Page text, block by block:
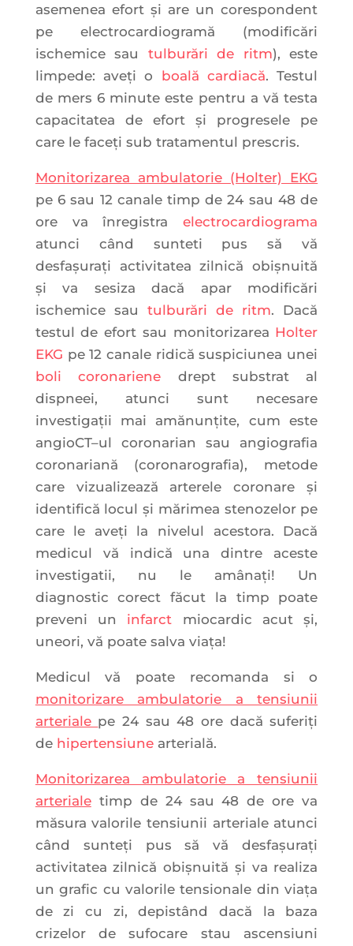
asemenea efort și are un corespondent
pe electrocardiogramă (modificări
ischemice sau tulburări de ritm), este
limpede: aveți o boală cardiacă. Testul
de mers 6 minute este pentru a vă testa
capacitatea de efort și progresele pe
care le faceți sub tratamentul prescris.
Monitorizarea ambulatorie (Holter) EKG
pe 6 sau 12 canale timp de 24 sau 48 de
ore va înregistraelectrocardiograma
atunci când sunteti pus să vă
desfașurați activitatea zilnică obișnuită
și va sesiza dacă apar modificări
ischemice sau tulburări de ritm. Dacă
testul de efort sau monitorizarea Holter
EKG pe 12 canale ridică suspiciunea unei
boli coronariene drept substrat al
dispneei, atunci sunt necesare
investigații mai amănunțite, cum este
angioCT–ul coronarian sau angiografia
coronariană (coronarografia), metode
care vizualizează arterele coronare și
identifică locul și mărimea stenozelor pe
care le aveți la nivelul acestora. Dacă
medicul vă indică una dintre aceste
investigatii, nu le amânați! Un
diagnostic corect făcut la timp poate
preveni un infarct miocardic acut și,
uneori, vă poate salva viața!
Medicul vă poate recomanda si o
monitorizare ambulatorie a tensiunii
arteriale pe 24 sau 48 ore dacă suferiți
de hipertensiunearterială.
Monitorizarea ambulatorie a tensiunii
arteriale timp de 24 sau 48 de ore va
măsura valorile tensiunii arteriale atunci
când sunteți pus să vă desfașurați
activitatea zilnică obișnuită și va realiza
un grafic cu valorile tensionale din viața
de zi cu zi, depistând dacă la baza
crizelor de sufocare stau ascensiuni